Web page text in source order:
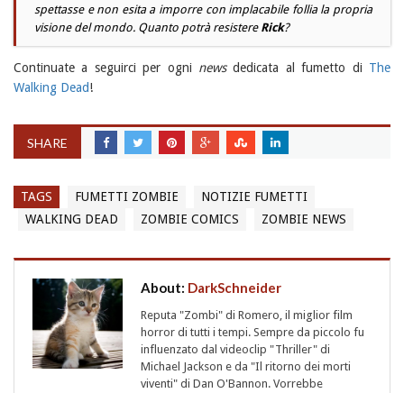
spettasse e non esita a imporre con implacabile follia la propria
visione del mondo. Quanto potrà resistere Rick?
Continuate a seguirci per ogni newsdedicata al fumetto di The
Walking Dead!
SHARE
TAGS FUMETTI ZOMBIE
NOTIZIE FUMETTI
WALKING DEAD
ZOMBIE COMICS ZOMBIE NEWS
About: DarkSchneider
Reputa "Zombi" di Romero, il miglior film
horror di tutti i tempi. Sempre da piccolo fu
influenzato dal videoclip "Thriller" di
Michael Jackson e da "Il ritorno dei morti
viventi" di Dan O'Bannon. Vorrebbe